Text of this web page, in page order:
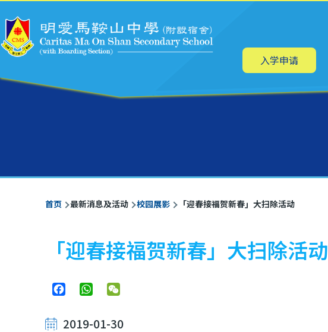
主
航 入学申请
面
包
屑
首页 最新消息及活动 校园展影 「迎春接福贺新春」大扫除活动
「迎春接福贺新春」大扫除活动
FacebookWhatsApp
2019-01-30